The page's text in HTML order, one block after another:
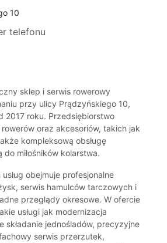
10
telefonu
sklep i serwis rowerowy
przy ulicy Prądzyńskiego 10,
2017 roku. Przedsiębiorstwo
oraz akcesoriów, takich jak
kompleksową obsługę
do miłośników kolarstwa.
obejmuje profesjonalne
serwis hamulców tarczowych i
przeglądy okresowe. W ofercie
usługi jak modernizacja
składanie jednośladów, precyzyjne
serwis przerzutek,